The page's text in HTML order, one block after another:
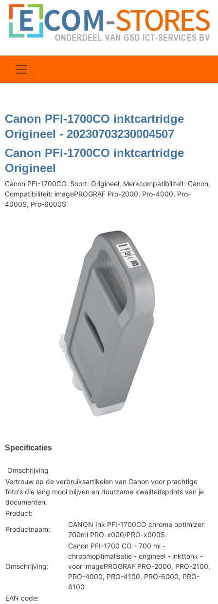
Canon PFI-1700CO inktcartridge
Origineel - 20230703230004507
Canon PFI-1700CO inktcartridge
Origineel
Canon PFI-1700CO. Soort: Origineel, Merkcompatibiliteit: Canon,
Compatibiliteit: imagePROGRAF Pro-2000, Pro-4000, Pro-
4000S, Pro-6000S
Specificaties
Omschrijving
Vertrouw op de verbruiksartikelen van Canon voor prachtige
foto's die lang mooi blijven en duurzame kwaliteitsprints van je
documenten.
Product:
Productnaam:
CANON Ink PFI-1700CO chroma optimizer
700ml PRO-x000/PRO-x000S
Omschrijving:
Canon PFI-1700 CO - 700 ml -
chroomoptimalisatie - origineel - inkttank -
voor imagePROGRAF PRO-2000, PRO-2100,
PRO-4000, PRO-4100, PRO-6000, PRO-
6100
EAN code: